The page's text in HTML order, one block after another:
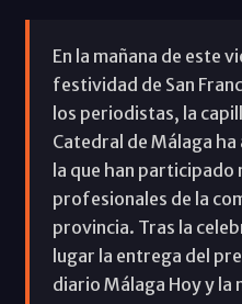
En la mañana de este
festividad de San
los periodistas, la
Catedral de Málaga
la que han participado
profesionales de la
provincia. Tras la
lugar la entrega del
diario Málaga Hoy y la